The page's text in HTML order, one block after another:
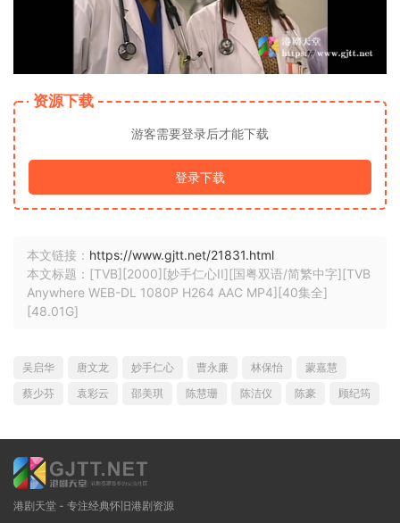
资源下载
游客需要登录后才能下载
登录下载
本文链接： https://www.gjtt.net/21831.html
本文标题：[TVB][2000][妙手仁心II][国粤双语/简繁中字][TVB
Anywhere WEB-DL 1080P H264 AAC MP4][40集全]
[48.01G]
吴启华 唐文龙 妙手仁心 曹永廉 林保怡
蒙嘉慧
蔡少芬
袁彩云 邵美琪 陈慧珊 陈洁仪 陈豪 顾纪筠
港剧天堂 - 专注经典怀旧港剧资源